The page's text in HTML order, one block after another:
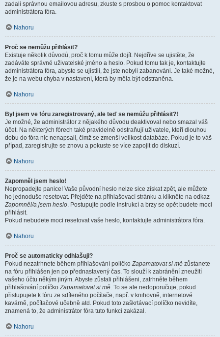
zadali správnou emailovou adresu, zkuste s prosbou o pomoc kontaktovat
administrátora fóra.
Nahoru
Proč se nemůžu přihlásit?
Existuje několik důvodů, proč k tomu může dojít. Nejdříve se ujistěte, že
zadáváte správné uživatelské jméno a heslo. Pokud tomu tak je, kontaktujte
administrátora fóra, abyste se ujistili, že jste nebyli zabanováni. Je také možné,
že je na webu chyba v nastavení, která by měla být odstraněna.
Nahoru
Byl jsem ve fóru zaregistrovaný, ale teď se nemůžu přihlásit?!
Je možné, že administrátor z nějakého důvodu deaktivoval nebo smazal váš
účet. Na některých fórech také pravidelně odstraňují uživatele, kteří dlouhou
dobu do fóra nic nenapsali, čímž se zmenší velikost databáze. Pokud je to váš
případ, zaregistrujte se znovu a pokuste se více zapojit do diskuzí.
Nahoru
Zapomněl jsem heslo!
Nepropadejte panice! Vaše původní heslo nelze sice získat zpět, ale můžete
ho jednoduše resetovat. Přejděte na přihlašovací stránku a klikněte na odkaz
Zapomněl/a jsem heslo. Postupujte podle instrukcí a brzy se opět budete moci
přihlásit.
Pokud nebudete moci resetovat vaše heslo, kontaktujte administrátora fóra.
Nahoru
Proč se automaticky odhlašuji?
Pokud nezatrhnete během přihlašování políčkoZapamatovat si mě zůstanete
na fóru přihlášen jen po přednastavený čas. To slouží k zabránění zneužití
vašeho účtu někým jiným. Abyste zůstali přihlášeni, zatrhněte během
přihlašování políčkoZapamatovat si mě. To se ale nedoporučuje, pokud
přistupujete k fóru ze sdíleného počítače, např. v knihovně, internetové
kavárně, počítačové učebně atd. Pokud toto zaškrtávací políčko nevidíte,
znamená to, že administrátor fóra tuto funkci zakázal.
Nahoru